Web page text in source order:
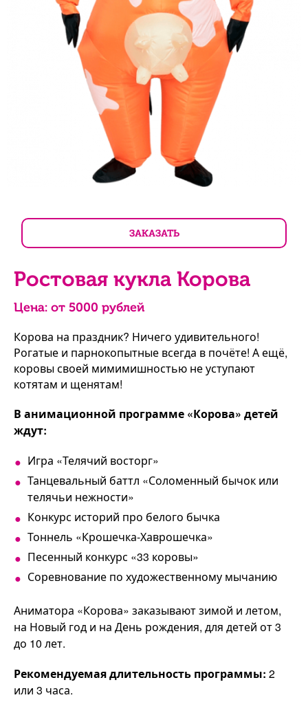
ЗАКАЗАТЬ
Ростовая кукла Корова
Цена: от 5000 рублей
Корова на праздник? Ничего удивительного!
Рогатые и парнокопытные всегда в почёте! А ещё,
коровы своей мимимишностью не уступают
котятам и щенятам!
В анимационной программе «Корова» детей
ждут:
Игра «Телячий восторг»
Танцевальный баттл «Соломенный бычок или
телячьи нежности»
Конкурс историй про белого бычка
Тоннель «Крошечка-Хаврошечка»
Песенный конкурс «33 коровы»
Соревнование по художественному мычанию
Аниматора «Корова» заказывают зимой и летом,
на Новый год и на День рождения, для детей от 3
до 10 лет.
Рекомендуемая длительность программы: 2
или 3 часа.